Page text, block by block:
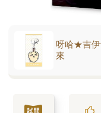
呀哈★吉伊
來